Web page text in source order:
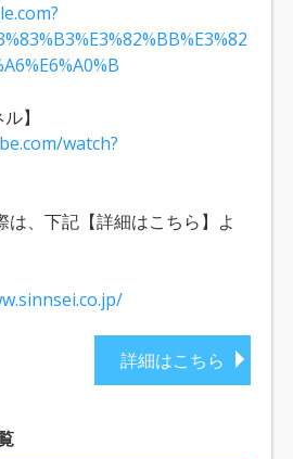
】
watch?
は、下記【詳細はこちら】よ
詳細はこちら